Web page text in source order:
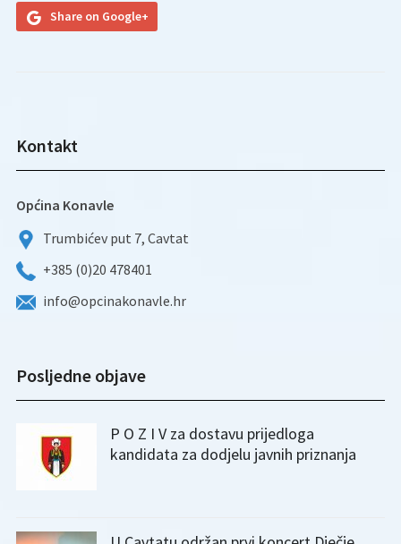
Share on Google+
Kontakt
Općina Konavle
Trumbićev put 7, Cavtat
+385 (0)20 478401
info@opcinakonavle.hr
Posljedne objave
P O Z I V za dostavu prijedloga
kandidata za dodjelu javnih priznanja